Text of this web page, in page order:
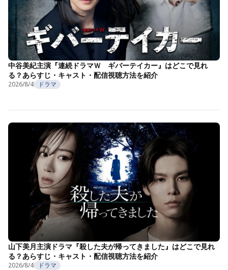
中谷美紀主演『連続ドラマＷ ギバーテイカー』はどこで見れ
る？あらすじ・キャスト・配信視聴方法を紹介
2026/8/4 ドラマ
山下美月主演ドラマ『殺した夫が帰ってきました』はどこで見れ
る？あらすじ・キャスト・配信視聴方法を紹介
2026/8/4 ドラマ